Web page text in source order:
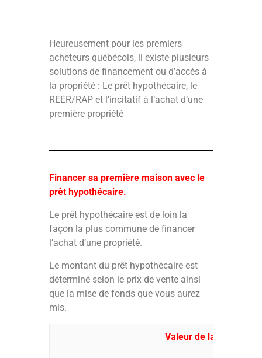
Heureusement pour les premiers
acheteurs québécois, il existe plusieurs
solutions de financement ou d’accès à
la propriété : Le prêt hypothécaire, le
REER/RAP et l’incitatif à l’achat d’une
première propriété
Financer sa première maison avec le
prêt hypothécaire.
Le prêt hypothécaire est de loin la
façon la plus commune de financer
l’achat d’une propriété.
Le montant du prêt hypothécaire est
déterminé selon le prix de vente ainsi
que la mise de fonds que vous aurez
mis.
Valeur de la propriété